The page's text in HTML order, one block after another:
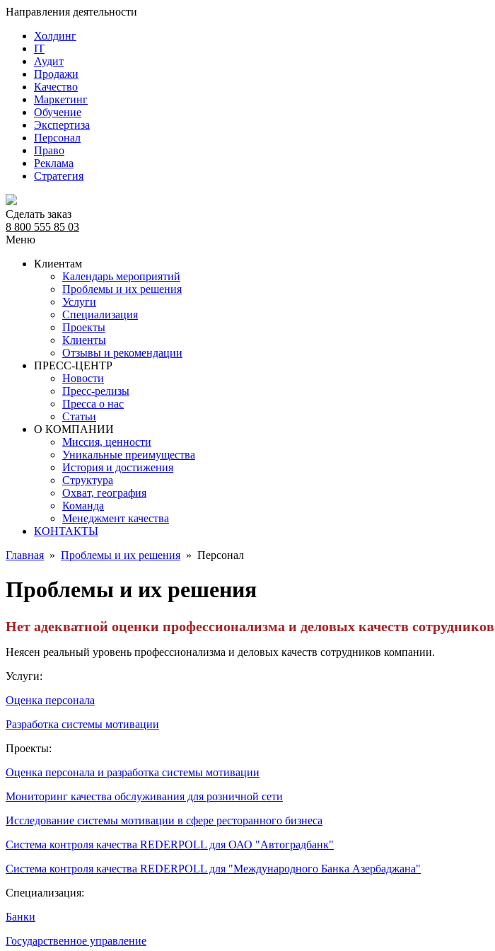
Направления деятельности
Холдинг
IT
Аудит
Продажи
Качество
Маркетинг
Обучение
Экспертиза
Персонал
Право
Реклама
Стратегия
Сделать заказ
8 800 555 85 03
Меню
Клиентам
Календарь мероприятий
Проблемы и их решения
Услуги
Специализация
Проекты
Клиенты
Отзывы и рекомендации
ПРЕСС-ЦЕНТР
Новости
Пресс-релизы
Пресса о нас
Статьи
О КОМПАНИИ
Миссия, ценности
Уникальные преимущества
История и достижения
Структура
Охват, география
Команда
Менеджмент качества
КОНТАКТЫ
Главная » Проблемы и их решения » Персонал
Проблемы и их решения
Нет адекватной оценки профессионализма и деловых качеств сотрудников
Неясен реальный уровень профессионализма и деловых качеств сотрудников компании.
Услуги:
Оценка персонала
Разработка системы мотивации
Проекты:
Оценка персонала и разработка системы мотивации
Мониторинг качества обслуживания для розничной сети
Исследование системы мотивации в сфере ресторанного бизнеса
Система контроля качества REDERPOLL для ОАО "Автоградбанк"
Система контроля качества REDERPOLL для "Международного Банка Азербаджана"
Специализация:
Банки
Государственное управление